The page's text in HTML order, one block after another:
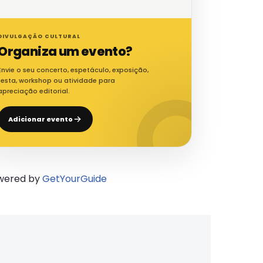
CULTURAL
um evento?
o seu concerto, espetáculo, exposição,
workshop ou atividade para
editorial.
Adicionar evento
byGetYourGuide